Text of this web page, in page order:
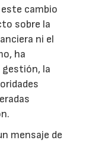
este cambio
sobre la
ni el
ha
gestión, la
mensaje de